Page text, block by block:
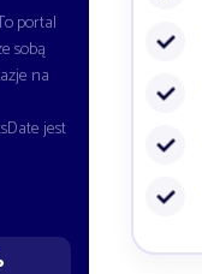
portal
sobą
na
jest